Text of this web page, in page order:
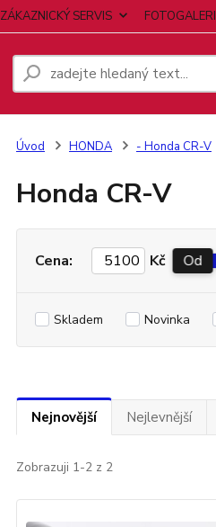
ZÁKAZNICKÝ SERVIS
Úvod HONDA - Honda CR-V
Honda CR-V
Cena: Kč Od
Skladem Novinka
Nejnovější Nejlevnější
Zobrazuji 1-2 z 2